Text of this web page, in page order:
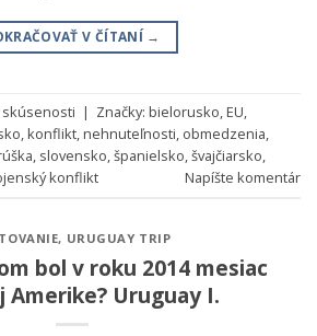
V ČÍTANÍ →
| Značky: bielorusko,EU,
,konflikt,nehnuteľnosti, obmedzenia,
, slovensko,španielsko,švajčiarsko,
konflikt Napíšte komentár
, URUGUAY TRIP
bol v roku 2014 mesiac
Amerike? Uruguay I.